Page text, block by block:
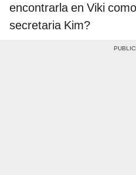
encontrarla en Viki
secretaria Kim?